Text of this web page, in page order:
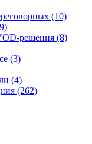
(10)
решения (8)
(3)
(4)
(262)